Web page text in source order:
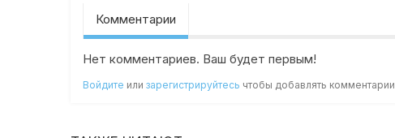
Комментарии
Нет комментариев. Ваш будет первым!
Войдите илизарегистрируйтесь чтобы добавлять комментарии